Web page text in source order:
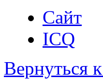
Сайт
ICQ
Вернуться